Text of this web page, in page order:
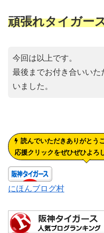
頑張れタイガー
今回は以上です。
最後までお付き合いいた
いました。
読んでいただきありがとう
応援クリックをぜひぜひよろ
にほんブログ村